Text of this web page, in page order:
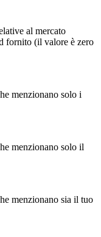
al mercato
fornito (il valore è zero
menzionano solo i
menzionano solo il
menzionano sia il tuo